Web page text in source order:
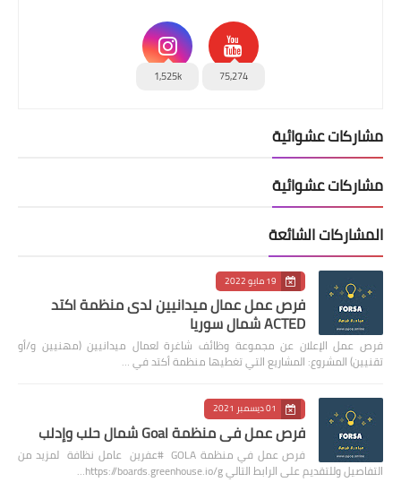
75,274
1,525k
مشاركات عشوائية
مشاركات عشوائية
المشاركات الشائعة
19 مايو 2022
فرص عمل عمال ميدانيين لدى منظمة اكتد
ACTED شمال سوريا
فرص عمل الإعلان عن مجموعة وظائف شاغرة لعمال ميدانيين (مهنيين و/أو
تقنيين) المشروع: المشاريع التي تغطيها منظمة أكتد في …
01 ديسمبر 2021
فرص عمل في منظمة Goal شمال حلب وإدلب
فرص عمل في منظمة GOLA #عفرين عامل نظافة لمزيد من
التفاصيل وللتقديم على الرابط التالي https://boards.greenhouse.io/g…